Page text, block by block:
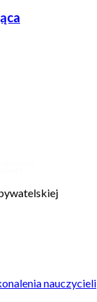
nauczycieli